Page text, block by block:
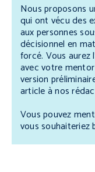
Nous proposons
qui ont vécu des
aux personnes
décisionnel en
forcé. Vous aurez
avec votre
version
article à nos
Vous pouvez
vous souhaiteriez